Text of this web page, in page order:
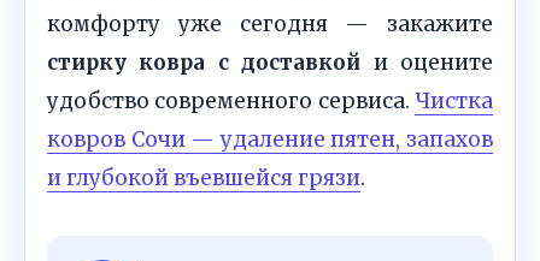
комфорту уже сегодня — закажите
стирку ковра с доставкой и оцените
удобство современного сервиса. Чистка
ковров Сочи — удаление пятен, запахов
и глубокой въевшейся грязи.